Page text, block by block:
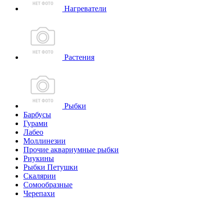
Нагреватели
Растения
Рыбки
Барбусы
Гурами
Лабео
Моллинезии
Прочие аквариумные рыбки
Риукины
Рыбки Петушки
Скалярии
Сомообразные
Черепахи